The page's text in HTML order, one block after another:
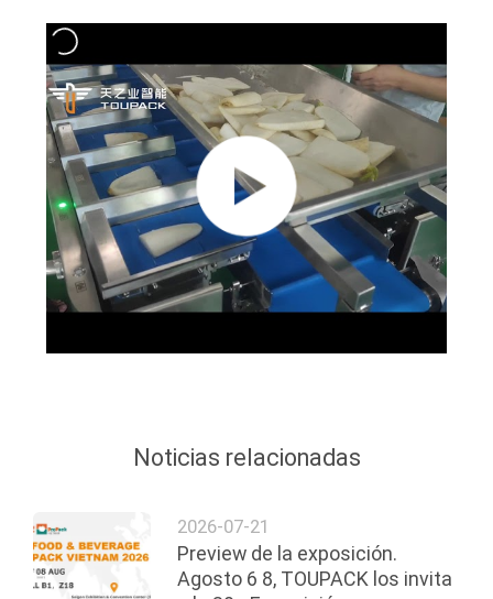
Noticias relacionadas
2026-07-21
Preview de la exposición.
Agosto 6 8, TOUPACK los invita